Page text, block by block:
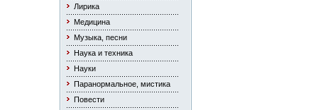
Лирика
Медицина
Музыка, песни
Наука и техника
Науки
Паранормальное, мистика
Повести